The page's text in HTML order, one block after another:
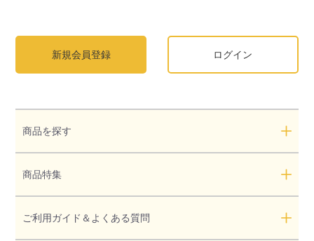
新規会員登録 ログイン
商品を探す
商品特集
ご利用ガイド＆よくある質問